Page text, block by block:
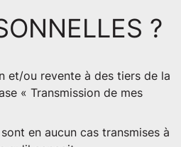
?
et/ou revente à des tiers de la
« Transmission de mes
en aucun cas transmises à